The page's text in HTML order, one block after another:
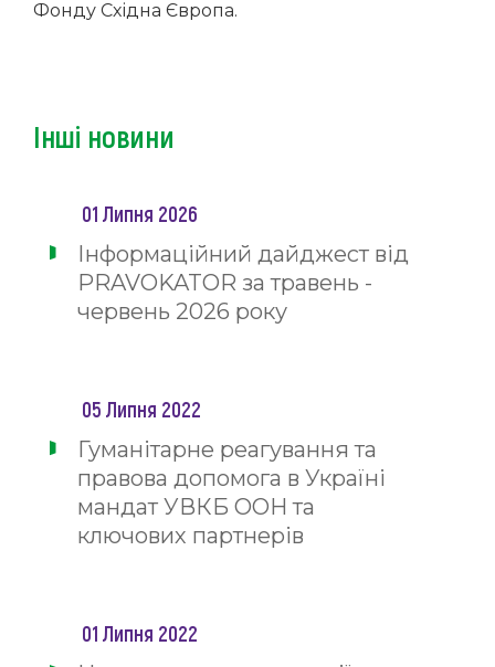
Фонду Східна Європа.
Інші новини
01 Липня 2026
Інформаційний дайджест від
PRAVOKATOR за травень -
червень 2026 року
05 Липня 2022
Гуманітарне реагування та
правова допомога в Україні
мандат УВКБ ООН та
ключових партнерів
01 Липня 2022